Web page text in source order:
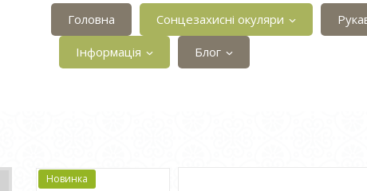
Головна Сонцезахисні окуляри
Інформація Блог
Новинка